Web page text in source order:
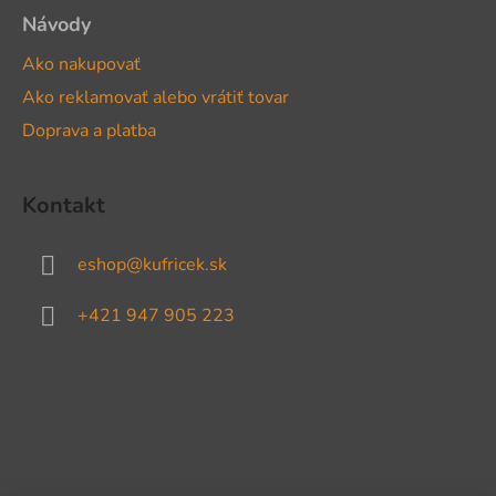
Návody
Ako nakupovať
Ako reklamovať alebo vrátiť tovar
Doprava a platba
Kontakt
eshop@kufricek.sk
+421 947 905 223